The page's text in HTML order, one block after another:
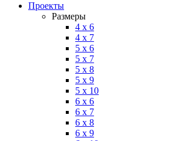
Проекты
Размеры
4 x 6
4 x 7
5 x 6
5 x 7
5 x 8
5 x 9
5 x 10
6 x 6
6 x 7
6 x 8
6 x 9